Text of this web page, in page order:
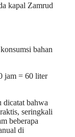
kapal Zamrud
bahan
jam = 60 liter
dicatat bahwa
seringkali
beberapa
di